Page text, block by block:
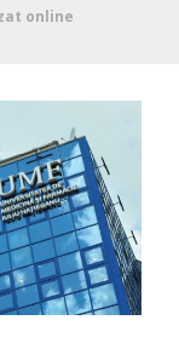
online